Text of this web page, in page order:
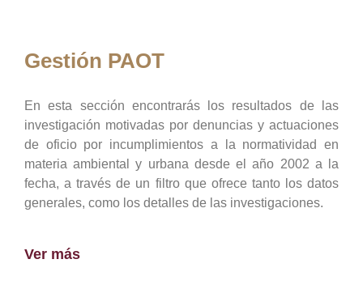
Gestión PAOT
En esta sección encontrarás los resultados de las
investigación motivadas por denuncias y actuaciones
de oficio por incumplimientos a la normatividad en
materia ambiental y urbana desde el año 2002 a la
fecha, a través de un filtro que ofrece tanto los datos
generales, como los detalles de las investigaciones.
Ver más